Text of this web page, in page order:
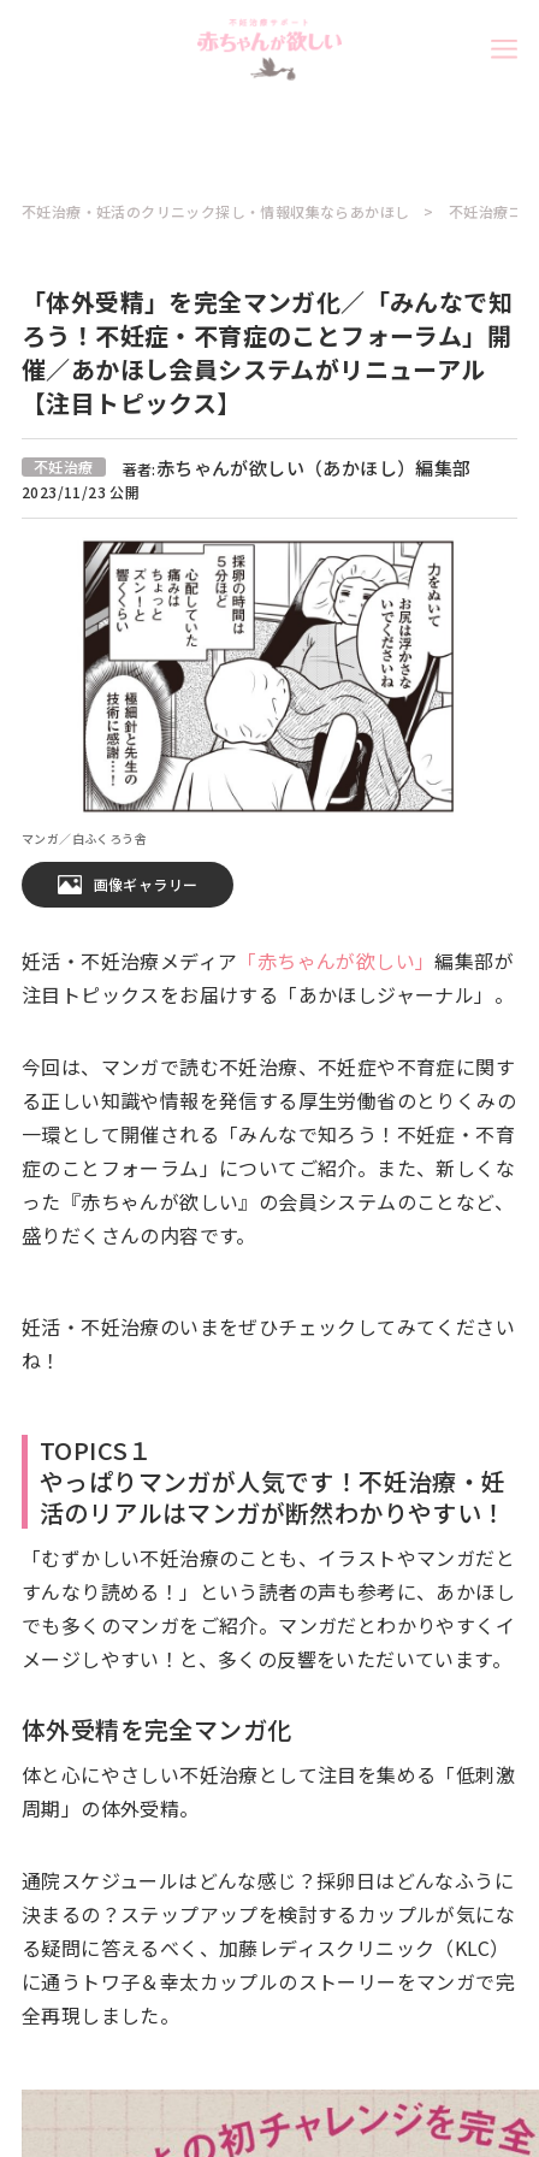
不妊治療・妊活のクリニック探し・情報収集ならあかほし 不妊治療コ
「体外受精」を完全マンガ化／「みんなで知
ろう！不妊症・不育症のことフォーラム」開
催／あかほし会員システムがリニューアル
【注目トピックス】
不妊治療 著者:赤ちゃんが欲しい（あかほし）編集部
2023/11/23 公開
マンガ／白ふくろう舎
画像ギャラリー
妊活・不妊治療メディア 「赤ちゃんが欲しい」編集部が
注目トピックスをお届けする「あかほしジャーナル」。
今回は、マンガで読む不妊治療、不妊症や不育症に関す
る正しい知識や情報を発信する厚生労働省のとりくみの
一環として開催される「みんなで知ろう！不妊症・不育
症のことフォーラム」についてご紹介。また、新しくな
った『赤ちゃんが欲しい』の会員システムのことなど、
盛りだくさんの内容です。
妊活・不妊治療のいまをぜひチェックしてみてください
ね！
TOPICS１
やっぱりマンガが人気です！不妊治療・妊
活のリアルはマンガが断然わかりやすい！
「むずかしい不妊治療のことも、イラストやマンガだと
すんなり読める！」という読者の声も参考に、あかほし
でも多くのマンガをご紹介。マンガだとわかりやすくイ
メージしやすい！と、多くの反響をいただいています。
体外受精を完全マンガ化
体と心にやさしい不妊治療として注目を集める「低刺激
周期」の体外受精。
通院スケジュールはどんな感じ？採卵日はどんなふうに
決まるの？ステップアップを検討するカップルが気にな
る疑問に答えるべく、加藤レディスクリニック（KLC）
に通うトワ子＆幸太カップルのストーリーをマンガで完
全再現しました。